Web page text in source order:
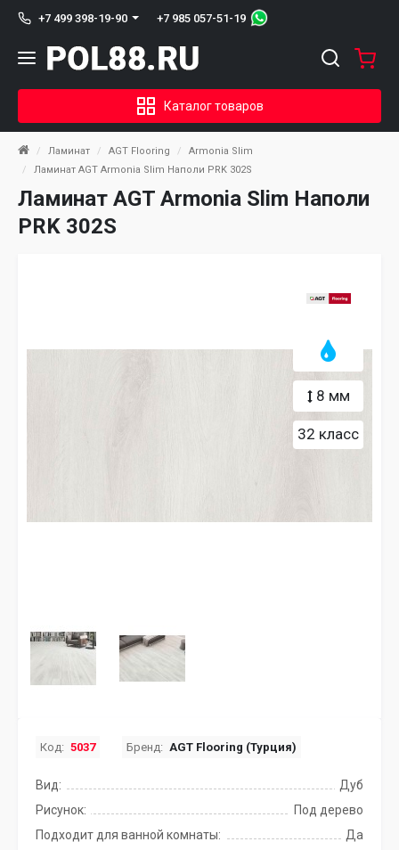
+7 499 398-19-90 +7 985 057-51-19
Каталог товаров
Ламинат AGT Flooring
Armonia Slim
Ламинат AGT Armonia Slim Наполи PRK 302S
Ламинат AGT Armonia Slim Наполи
PRK 302S
8 мм
32 класс
Код: 5037 Бренд: AGT Flooring (Турция)
Вид:
Дуб
Рисунок:
Под дерево
Подходит для ванной комнаты:
Да